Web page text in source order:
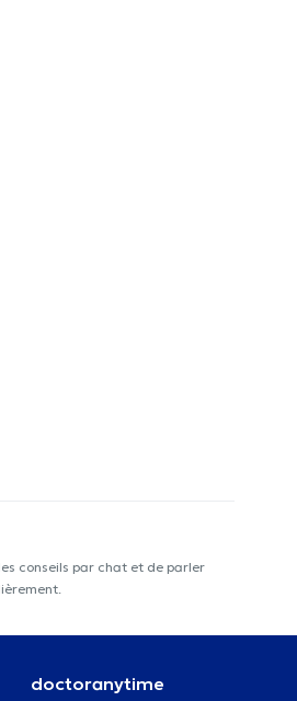
conseils par chat et de parler
doctoranytime